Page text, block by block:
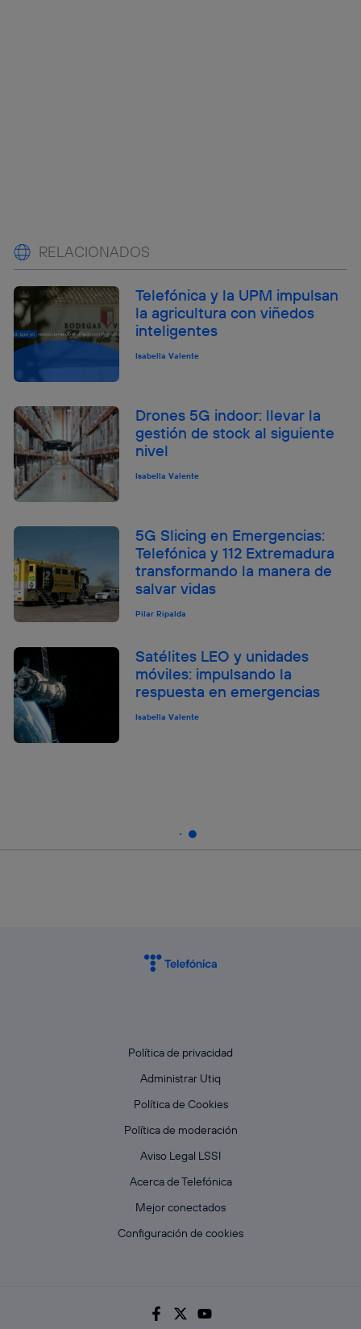
RELACIONADOS
Telefónica y la UPM impulsan
la agricultura con viñedos
inteligentes
Isabella Valente
Drones 5G indoor: llevar la
gestión de stock al siguiente
nivel
Isabella Valente
5G Slicing en Emergencias:
Telefónica y 112 Extremadura
transformando la manera de
salvar vidas
Pilar Ripalda
Satélites LEO y unidades
móviles: impulsando la
respuesta en emergencias
Isabella Valente
Política de privacidad
Administrar Utiq
Política de Cookies
Política de moderación
Aviso Legal LSSI
Acerca de Telefónica
Mejor conectados
Configuración de cookies